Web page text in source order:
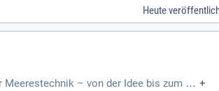
Heute
– von der Idee bis zum fer +